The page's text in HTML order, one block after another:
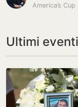
Ultimi eventi